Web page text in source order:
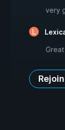
very